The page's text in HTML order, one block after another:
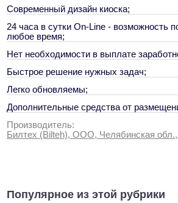
Современный дизайн киоска;
24 часа в сутки On-Line - возможность
любое время;
Нет необходимости в выплате
Быстрое решение нужных задач;
Легко обновляемы;
Дополнительные средства от
Производитель:
Билтех (Bilteh), ООО, Челябинская обл.,
Популярное из этой рубрики